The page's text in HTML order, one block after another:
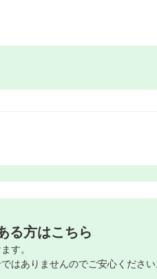
る方はこちら
す。
はありませんのでご安心ください